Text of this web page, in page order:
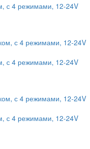
с 4 режимами, 12-24V
с 4 режимами, 12-24V
с 4 режимами, 12-24V